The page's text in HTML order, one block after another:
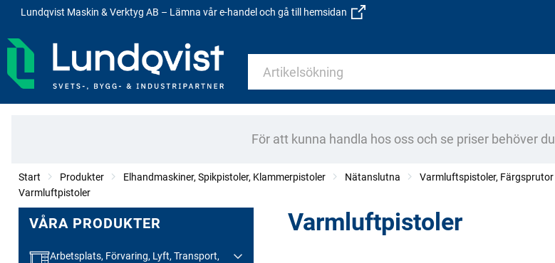
Lundqvist Maskin & Verktyg AB – Lämna vår e-handel och gå till hemsidan
För att kunna handla hos oss och se priser behöver du
Start Produkter Elhandmaskiner, Spikpistoler, Klammerpistoler Nätanslutna
Varmluftspistoler, Färgsprutor
Varmluftpistoler
VÅRA PRODUKTER
Arbetsplats, Förvaring, Lyft, Transport,
Varmluftpistoler